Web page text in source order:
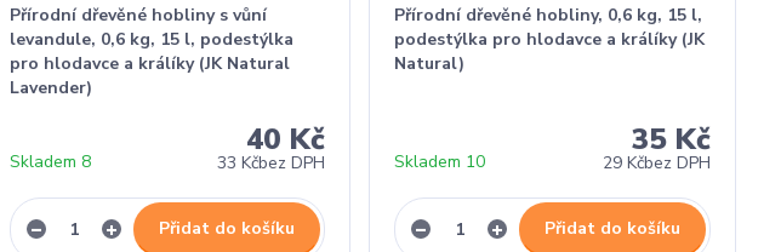
Přírodní dřevěné hobliny s vůní
levandule, 0,6 kg, 15 l, podestýlka
pro hlodavce a králíky (JK Natural
Lavender)
40 Kč
33 Kčbez DPH
Skladem 8
Přidat do košíku
Přírodní dřevěné hobliny, 0,6 kg, 15 l,
podestýlka pro hlodavce a králíky (JK
Natural)
35 Kč
29 Kčbez DPH
Skladem 10
Přidat do košíku